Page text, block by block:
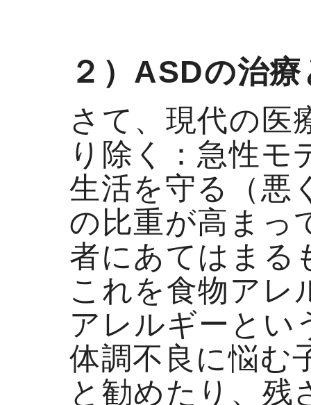
２）ASDの治
さて、現代の医
り除く：急性モ
生活を守る（悪
の比重が高まっ
者にあてはまる
これを食物アレ
アレルギーとい
体調不良に悩む
と勧めたり、残